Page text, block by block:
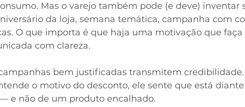
Mas o varejo também pode (e deve) inventar
da loja, semana temática, campanha com
O que importa é que haja uma motivação que faça
com clareza.
bem justificadas transmitem credibilidade.
o motivo do desconto, ele sente que está
e não de um produto encalhado.